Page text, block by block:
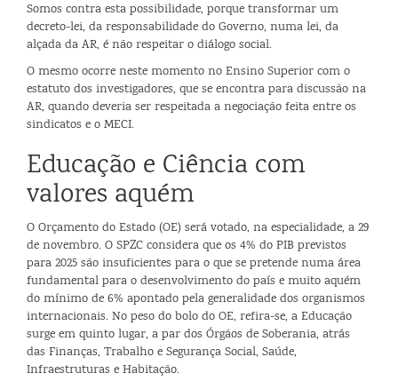
Somos contra esta possibilidade, porque transformar um
decreto-lei, da responsabilidade do Governo, numa lei, da
alçada da AR, é não respeitar o diálogo social.
O mesmo ocorre neste momento no Ensino Superior com o
estatuto dos investigadores, que se encontra para discussão na
AR, quando deveria ser respeitada a negociação feita entre os
sindicatos e o MECI.
Educação e Ciência com
valores aquém
O Orçamento do Estado (OE) será votado, na especialidade, a 29
de novembro. O SPZC considera que os 4% do PIB previstos
para 2025 são insuficientes para o que se pretende numa área
fundamental para o desenvolvimento do país e muito aquém
do mínimo de 6% apontado pela generalidade dos organismos
internacionais. No peso do bolo do OE, refira-se, a Educação
surge em quinto lugar, a par dos Órgãos de Soberania, atrás
das Finanças, Trabalho e Segurança Social, Saúde,
Infraestruturas e Habitação.